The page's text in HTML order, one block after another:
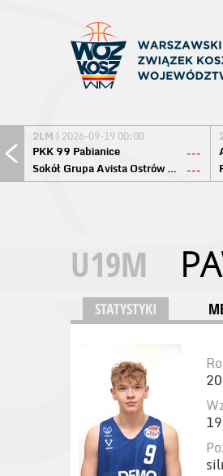
2LM | 2026-09-19 00:00
PKK 99 Pabianice
---
Sokół Grupa Avista Ostrów Maz. ---
U19M
STATYSTYKI